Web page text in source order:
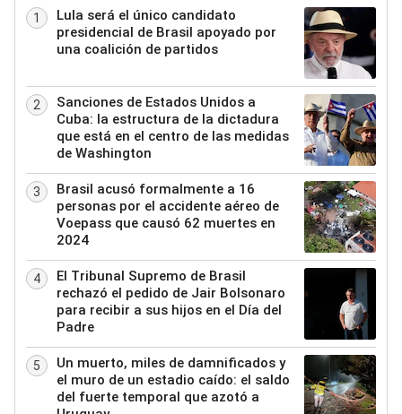
1
Lula será el único candidato
presidencial de Brasil apoyado por
una coalición de partidos
2
Sanciones de Estados Unidos a
Cuba: la estructura de la dictadura
que está en el centro de las medidas
de Washington
3
Brasil acusó formalmente a 16
personas por el accidente aéreo de
Voepass que causó 62 muertes en
2024
4
El Tribunal Supremo de Brasil
rechazó el pedido de Jair Bolsonaro
para recibir a sus hijos en el Día del
Padre
5
Un muerto, miles de damnificados y
el muro de un estadio caído: el saldo
del fuerte temporal que azotó a